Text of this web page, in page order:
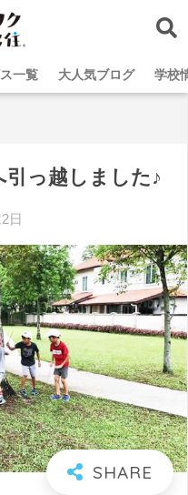
一覧 大人気ブログ 学校
っ越しました♪
日